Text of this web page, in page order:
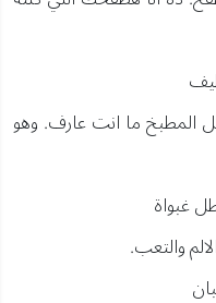
المطبخ ما انت عارف. وهو
غبواة
والتعب.